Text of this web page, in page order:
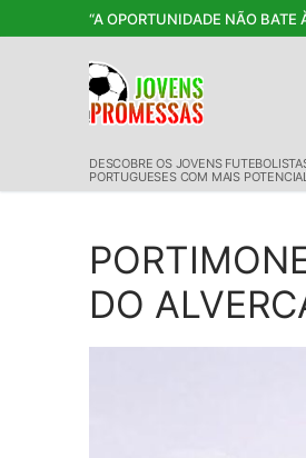
para
“A OPORTUNIDADE NÃO BATE
DESCOBRE OS JOVENS
PORTUGUESES COM MAIS
DO